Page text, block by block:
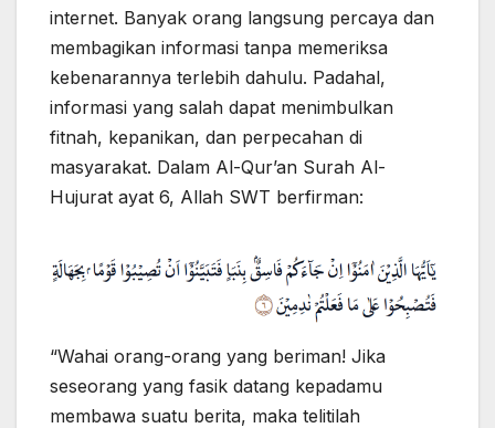
internet. Banyak orang langsung percaya dan
membagikan informasi tanpa memeriksa
kebenarannya terlebih dahulu. Padahal,
informasi yang salah dapat menimbulkan
fitnah, kepanikan, dan perpecahan di
masyarakat. Dalam Al-Qur’an Surah Al-
Hujurat ayat 6, Allah SWT berfirman:
“Wahai orang-orang yang beriman! Jika
seseorang yang fasik datang kepadamu
membawa suatu berita, maka telitilah